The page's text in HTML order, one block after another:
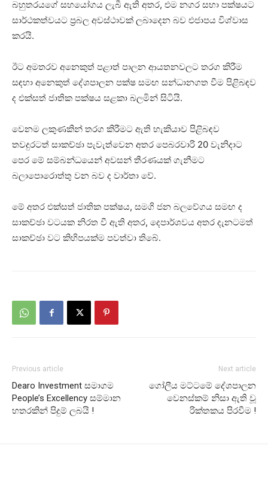
බහුතරයගේ සහයෝගය ලැබී ඇති අතර, එම නගර සභා පක්ෂයට
සාර්ථකත්වයට ප්‍රබල අවස්ථාවක් ලබාදෙන බව එජාපය විශ්වාස
කරයි.
ඊට අමතරව අනෙකුත් පළාත් පාලන ආයතනවලට තරග කිරීම
සඳහා අනෙකුත් දේශපාලන පක්ෂ සමඟ සන්ධානගත වීම පිළිබඳව
ද එක්සත් ජාතික පක්ෂය සළකා බලමින් සිටියි.
වෙනම ලකුණකින් තරග කිරීමට ඇති හැකියාව පිළිබඳව
තවදුරටත් සාකච්ඡා පැවැත්වෙන අතර පෙබරවාරි 20 වැනිදාට
පෙර මේ සම්බන්ධයෙන් අවසන් තීරණයක් ගැනීමට
බලාපොරොත්තු වන බව ද වාර්තා වේ.
මේ අතර එක්සත් ජාතික පක්ෂය, සමගි ජන බලවේගය සමඟ ද
සාකච්ඡා වටයක නිරත වී ඇති අතර, දෙපාර්ශවය අතර දැනටමත්
සාකච්ඡා වට කිහිපයක්ම පවත්වා තිබේ.
Previous article
Dearo Investment සමාගම
People’s Excellency සම්මාන
හතරකින් පිදුම් ලබයි !
Next article
ගෝලීය මට්ටමේ දේශපාලන
වෙනස්කම් නිසා ඇති වූ
රික්තකය පිරවීම !